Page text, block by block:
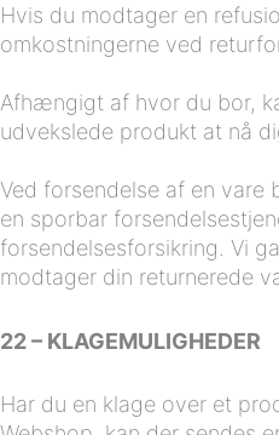
Hvis du modtager en
omkostningerne ved
Afhængigt af hvor du bor,
udvekslede produkt at nå
Ved forsendelse af en vare
en sporbar
forsendelsesforsikring. Vi
modtager din returnerede
22 – KLAGEMULIGHEDER
Har du en klage over et